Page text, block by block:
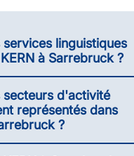
services linguistiques
à Sarrebruck ?
secteurs d'activité
représentés dans
?